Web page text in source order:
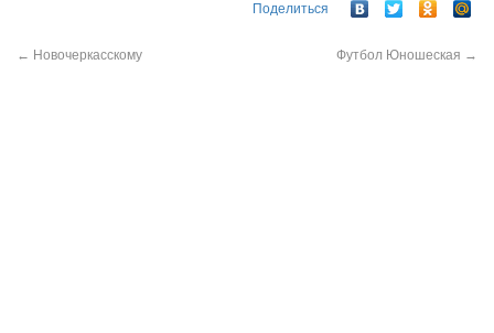
Поделиться
← Новочеркасскому Футбол Юношеская →